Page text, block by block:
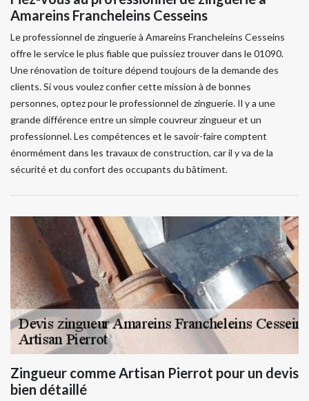
Amareins Francheleins Cesseins
Le professionnel de zinguerie à Amareins Francheleins Cesseins
offre le service le plus fiable que puissiez trouver dans le 01090.
Une rénovation de toiture dépend toujours de la demande des
clients. Si vous voulez confier cette mission à de bonnes
personnes, optez pour le professionnel de zinguerie. Il y a une
grande différence entre un simple couvreur zingueur et un
professionnel. Les compétences et le savoir-faire comptent
énormément dans les travaux de construction, car il y va de la
sécurité et du confort des occupants du bâtiment.
Zingueur comme Artisan Pierrot pour un devis
bien détaillé